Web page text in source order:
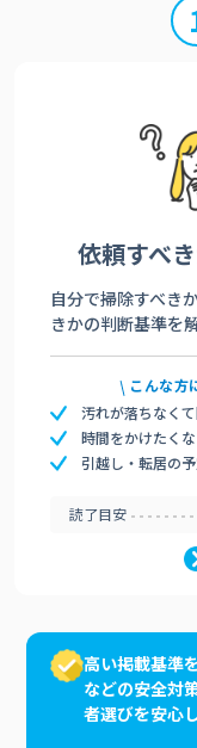
依頼すべ
自分で掃除すべき
きかの判断基準を
こんな方
汚れが落ちなく
時間をかけたく
引越し・転居の
読了目安
高い掲載基準
などの安全対
者選びを安心